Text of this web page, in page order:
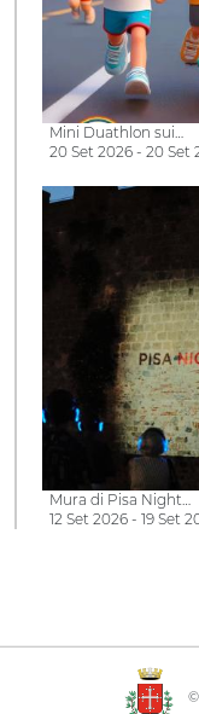
Mini Duathlon sui…
20 Set 2026 - 20 Set
Mura di Pisa Night…
12 Set 2026 - 19 Set